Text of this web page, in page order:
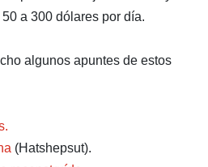
a 300 dólares por día.
algunos apuntes de estos
(Hatshepsut).